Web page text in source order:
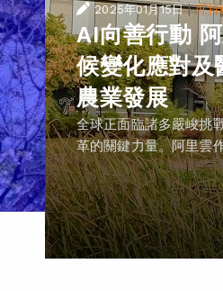
2025年01月15日 |可持
AI向善行動
候變化應對及
農業發展
全球正面臨諸多嚴峻挑
革的關鍵力量。阿里雲